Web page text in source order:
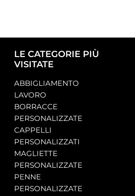
LE CATEGORIE PIÙ
VISITATE
ABBIGLIAMENTO
LAVORO
BORRACCE
PERSONALIZZATE
CAPPELLI
PERSONALIZZATI
MAGLIETTE
PERSONALIZZATE
PENNE
PERSONALIZZATE